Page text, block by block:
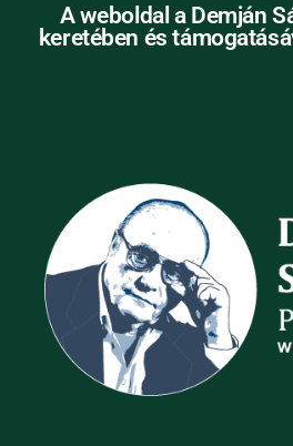
A weboldal a Demján
keretében és